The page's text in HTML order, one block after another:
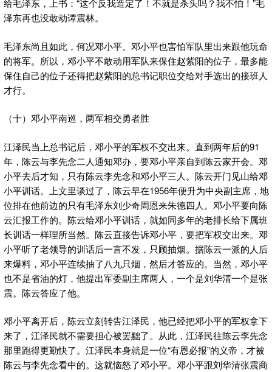
给毛泽东，上书：“这个反我造定了！不就是杀头吗？我不怕！”毛
泽东再也没敢动谭震林。
毛泽东尚且如此，何况邓小平。邓小平也害怕军队里出来跟他玩命
的将军。所以，邓小平不敢动用军队来保住赵紫阳的位子，最多能
保住自己的位子还得把赵紫阳的总书记职位交给对手选出的接班人
才行。
（十）邓小平南巡，两军相交勇者胜
江泽民当上总书记后，邓小平的军权不交出来。直到两年后的91
年，陈云与李先念二人通知邓办，要邓小平亲自到陈云家开会。邓
小平去后才知，只有陈云李先念和邓小平三人。陈云开门见山给邓
小平训话。上文里谈过了，陈云早在1956年便升为中央副主席，地
位排在他前边的只有毛泽东刘少奇周恩来朱德四人。邓小平要向陈
云汇报工作的。陈云给邓小平训话，就如同多年的老排长给下属班
长训话一样理所当然。陈云直接告诉邓小平，要把军权交出来。邓
小平听了老领导的训话后一言不发，只顾抽烟。据陈云一派的人后
来爆料，邓小平连续抽了八九只烟，然后才答应的。当然，邓小平
也不是省油的灯，他提出军委副主席两人，一个是刘华清一个是张
震。陈云答应了他。
邓小平离开后，陈云立刻转告江泽民，他已经把邓小平的军权拿下
来了，江泽民就不需要担心被罢黜了。从此，江泽民往陈云李先念
那里跑得更勤快了。江泽民本身就是一位“有恩必报”的义帝，才被
陈云与李先念看中的。这就恼怒了邓小平。邓小平跟刘华清张震商